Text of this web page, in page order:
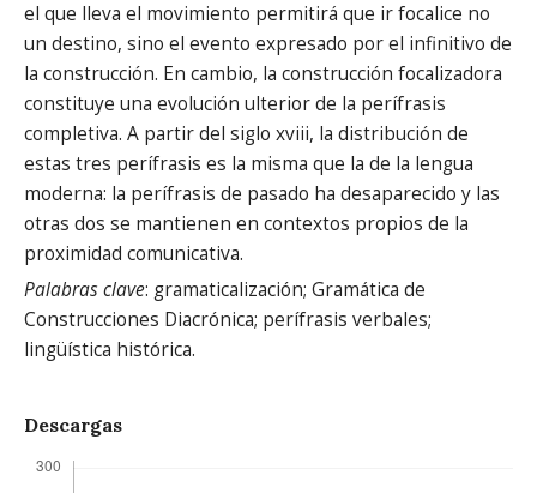
el que lleva el movimiento permitirá que ir focalice no
un destino, sino el evento expresado por el infinitivo de
la construcción. En cambio, la construcción focalizadora
constituye una evolución ulterior de la perífrasis
completiva. A partir del siglo xviii, la distribución de
estas tres perífrasis es la misma que la de la lengua
moderna: la perífrasis de pasado ha desaparecido y las
otras dos se mantienen en contextos propios de la
proximidad comunicativa.
Palabras clave: gramaticalización; Gramática de
Construcciones Diacrónica; perífrasis verbales;
lingüística histórica.
Descargas